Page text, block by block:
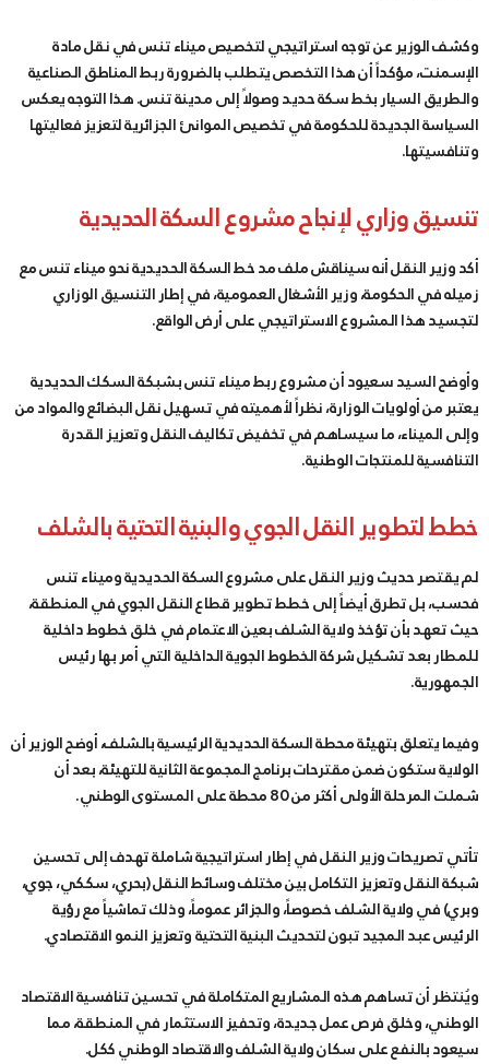
وكشف الوزير عن توجه استراتيجي لتخصيص ميناء تنس في نقل مادة
الإسمنت، مؤكداً أن هذا التخصص يتطلب بالضرورة ربط المناطق الصناعية
والطريق السيار بخط سكة حديد وصولاً إلى مدينة تنس. هذا التوجه يعكس
السياسة الجديدة للحكومة في تخصيص الموانئ الجزائرية لتعزيز فعاليتها
وتنافسيتها.
تنسيق وزاري لإنجاح مشروع السكة الحديدية
أكد وزير النقل أنه سيناقش ملف مد خط السكة الحديدية نحو ميناء تنس مع
زميله في الحكومة، وزير الأشغال العمومية، في إطار التنسيق الوزاري
لتجسيد هذا المشروع الاستراتيجي على أرض الواقع.
وأوضح السيد سعيود أن مشروع ربط ميناء تنس بشبكة السكك الحديدية
يعتبر من أولويات الوزارة، نظراً لأهميته في تسهيل نقل البضائع والمواد من
وإلى الميناء، ما سيساهم في تخفيض تكاليف النقل وتعزيز القدرة
التنافسية للمنتجات الوطنية.
خطط لتطوير النقل الجوي والبنية التحتية بالشلف
لم يقتصر حديث وزير النقل على مشروع السكة الحديدية وميناء تنس
فحسب، بل تطرق أيضاً إلى خطط تطوير قطاع النقل الجوي في المنطقة،
حيث تعهد بأن تؤخذ ولاية الشلف بعين الاعتمام في خلق خطوط داخلية
للمطار بعد تشكيل شركة الخطوط الجوية الداخلية التي أمر بها رئيس
الجمهورية.
وفيما يتعلق بتهيئة محطة السكة الحديدية الرئيسية بالشلف، أوضح الوزير أن
الولاية ستكون ضمن مقترحات برنامج المجموعة الثانية للتهيئة، بعد أن
شملت المرحلة الأولى أكثر من 80 محطة على المستوى الوطني.
تأتي تصريحات وزير النقل في إطار استراتيجية شاملة تهدف إلى تحسين
شبكة النقل وتعزيز التكامل بين مختلف وسائط النقل (بحري، سككي، جوي،
وبري) في ولاية الشلف خصوصاً، والجزائر عموماً، وذلك تماشياً مع رؤية
الرئيس عبد المجيد تبون لتحديث البنية التحتية وتعزيز النمو الاقتصادي.
ويُنتظر أن تساهم هذه المشاريع المتكاملة في تحسين تنافسية الاقتصاد
الوطني، وخلق فرص عمل جديدة، وتحفيز الاستثمار في المنطقة، مما
سيعود بالنفع على سكان ولاية الشلف والاقتصاد الوطني ككل.